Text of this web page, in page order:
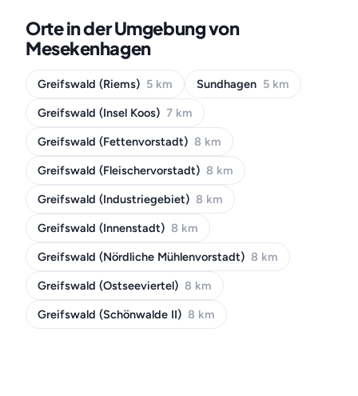
Orte in der Umgebung von
Mesekenhagen
Greifswald (Riems) 5 km Sundhagen 5 km
Greifswald (Insel Koos) 7 km
Greifswald (Fettenvorstadt) 8 km
Greifswald (Fleischervorstadt) 8 km
Greifswald (Industriegebiet) 8 km
Greifswald (Innenstadt) 8 km
Greifswald (Nördliche Mühlenvorstadt) 8 km
Greifswald (Ostseeviertel) 8 km
Greifswald (Schönwalde II) 8 km